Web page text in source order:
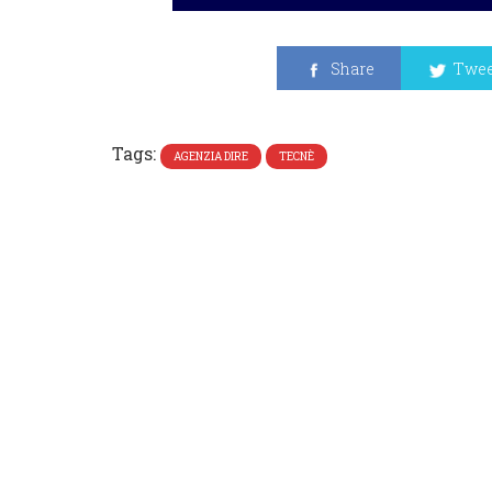
Share
Tags: AGENZIA DIRE TECNÈ